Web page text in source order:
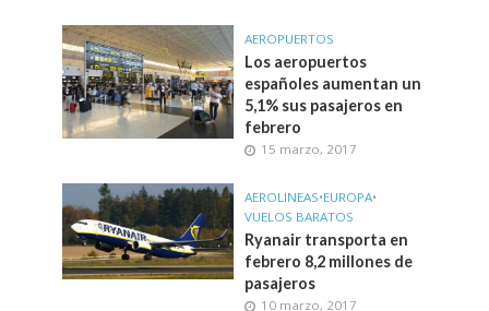
AEROPUERTOS
Los aeropuertos
españoles aumentan un
5,1% sus pasajeros en
febrero
15 marzo, 2017
AEROLINEAS•EUROPA•
VUELOS BARATOS
Ryanair transporta en
febrero 8,2 millones de
pasajeros
10 marzo, 2017